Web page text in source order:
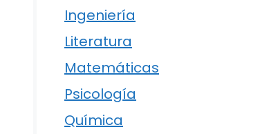
Ingeniería
Literatura
Matemáticas
Psicología
Química